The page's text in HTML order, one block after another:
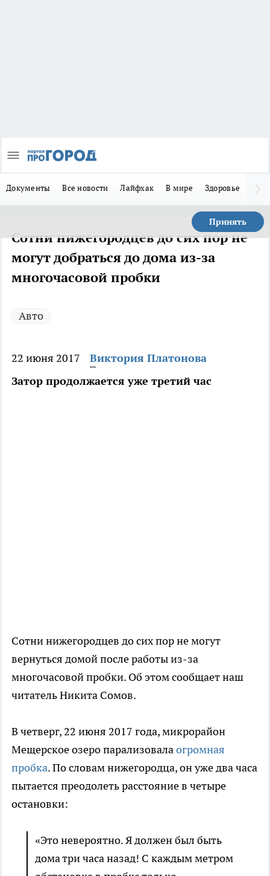
Документы Все новости Лайфхак В мире Здоровье
Принять
Сотни нижегородцев до сих пор не
могут добраться до дома из-за
многочасовой пробки
Авто
22 июня 2017
Виктория Платонова
Затор продолжается уже третий час
Сотни нижегородцев до сих пор не могут
вернуться домой после работы из-за
многочасовой пробки. Об этом сообщает наш
читатель Никита Сомов.
В четверг, 22 июня 2017 года, микрорайон
Мещерское озеро парализовалаогромная
пробка. По словам нижегородца, он уже два часа
пытается преодолеть расстояние в четыре
остановки:
«Это невероятно. Я должен был быть
дома три часа назад! С каждым метром